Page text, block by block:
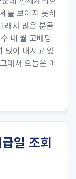
를 보이지 못하
래서 많은 분들
내 월 고배당
많이 내시고 있
래서 오늘은 미
일 조회